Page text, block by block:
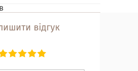
відгук